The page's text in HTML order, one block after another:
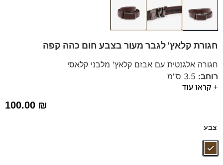
חגורת קלאץ' לגבר מעור בצבע חום כהה קפה
חגורה אלגנטית עם אבזם קלאץ' מלבני קלאסי
רוחב:
מידת החגורה:
אין בעיה, פשוט פותחים את האבזם
+ קראו עוד
100.00 ₪
צבע